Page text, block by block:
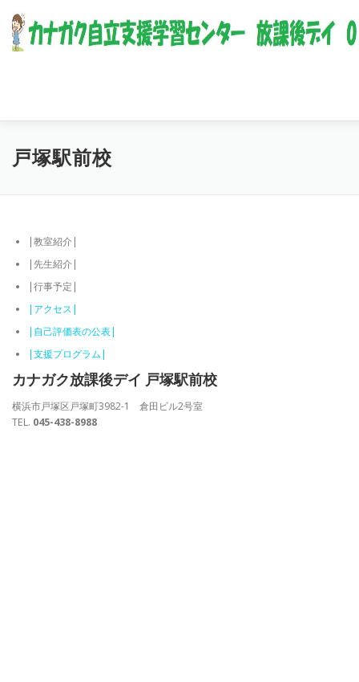
戸塚駅前校
|教室紹介|
|先生紹介|
|行事予定|
|アクセス|
|自己評価表の公表|
|支援プログラム|
カナガク放課後デイ 戸塚駅前校
横浜市戸塚区戸塚町3982-1 倉田ビル2号室
TEL. 045-438-8988